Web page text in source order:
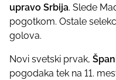
upravo Srbija. Slede
pogotkom. Ostale
golova.
Novi svetski prvak,
pogodaka tek na 11.